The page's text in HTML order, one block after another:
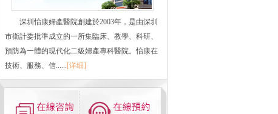
深圳怡康婦產醫院創建於2003年，是由深圳
市衛計委批準成立的一所集臨床、教學、科研、
預防為一體的現代化二級婦產專科醫院。怡康在
技術、服務、信...... [详细]